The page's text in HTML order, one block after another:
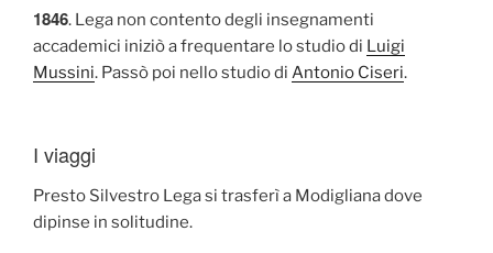
1846. Lega non contento degli insegnamenti
accademici iniziò a frequentare lo studio di Luigi
Mussini. Passò poi nello studio di Antonio Ciseri.
I viaggi
Presto Silvestro Lega si trasferì a Modigliana dove
dipinse in solitudine.